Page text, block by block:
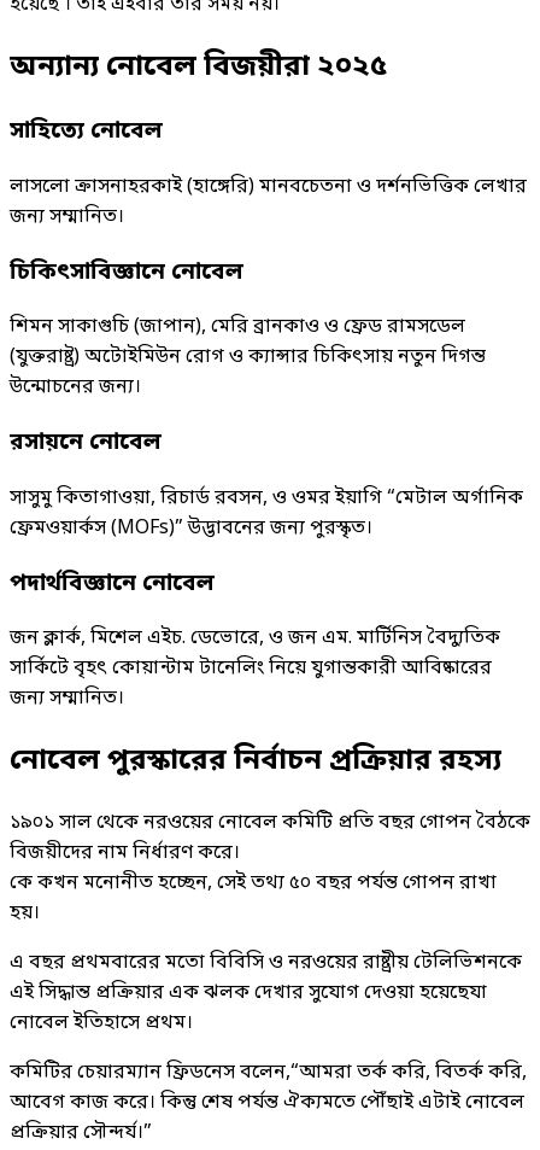
অন্যান্য নোবেল বিজয়ীরা ২০২৫
সাহিত্যে নোবেল
লাসলো ক্রাসনাহরকাই (হাঙ্গেরি) মানবচেতনা ও দর্শনভিত্তিক লেখার
জন্য সম্মানিত।
চিকিৎসাবিজ্ঞানে নোবেল
শিমন সাকাগুচি (জাপান), মেরি ব্রানকাও ও ফ্রেড রামসডেল
(যুক্তরাষ্ট্র) অটোইমিউন রোগ ও ক্যান্সার চিকিৎসায় নতুন দিগন্ত
উন্মোচনের জন্য।
রসায়নে নোবেল
সাসুমু কিতাগাওয়া, রিচার্ড রবসন, ও ওমর ইয়াগি “মেটাল অর্গানিক
ফ্রেমওয়ার্কস (MOFs)” উদ্ভাবনের জন্য পুরস্কৃত।
পদার্থবিজ্ঞানে নোবেল
জন ক্লার্ক, মিশেল এইচ. ডেভোরে, ও জন এম. মার্টিনিস বৈদ্যুতিক
সার্কিটে বৃহৎ কোয়ান্টাম টানেলিং নিয়ে যুগান্তকারী আবিষ্কারের
জন্য সম্মানিত।
নোবেল পুরস্কারের নির্বাচন প্রক্রিয়ার রহস্য
১৯০১ সাল থেকে নরওয়ের নোবেল কমিটি প্রতি বছর গোপন বৈঠকে
বিজয়ীদের নাম নির্ধারণ করে।
কে কখন মনোনীত হচ্ছেন, সেই তথ্য ৫০ বছর পর্যন্ত গোপন রাখা
হয়।
এ বছর প্রথমবারের মতো বিবিসি ও নরওয়ের রাষ্ট্রীয় টেলিভিশনকে
এই সিদ্ধান্ত প্রক্রিয়ার এক ঝলক দেখার সুযোগ দেওয়া হয়েছেযা
নোবেল ইতিহাসে প্রথম।
কমিটির চেয়ারম্যান ফ্রিডনেস বলেন,“আমরা তর্ক করি, বিতর্ক করি,
আবেগ কাজ করে। কিন্তু শেষ পর্যন্ত ঐক্যমতে পৌঁছাই এটাই নোবেল
প্রক্রিয়ার সৌন্দর্য।”